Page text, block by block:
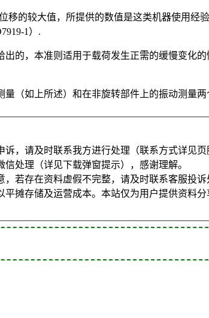
的较大值，所提供的数值是这类机器使用经
1）.
的，本准则适用于载荷发生正需的缓慢变化
（如上所述）和在非旋转部件上的振动测量两
，请及时联系我方进行处理（联系方式详见页
处理（详见下载弹窗提示），感谢理解。
若存在资料虚假不完整，请及时联系客服投诉
摊存储及运营成本。本站仅为用户提供资料